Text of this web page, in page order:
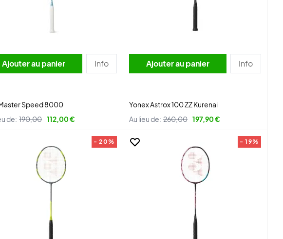
Ajouter au panier Info
Speed 8000
de: 190,00 112,00 €
Ajouter au panier Info
Yonex Astrox 100 ZZ Kurenai
Au lieu de: 260,00 197,90 €
- 20% - 19%